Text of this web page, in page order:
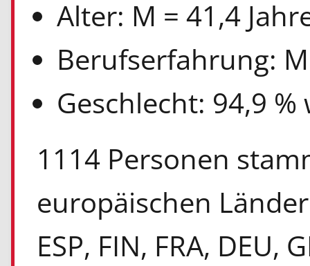
Alter: M = 41,4
Berufserfahrung:
Geschlecht: 94,9
1114 Personen
europäischen
ESP, FIN, FRA, DEU,